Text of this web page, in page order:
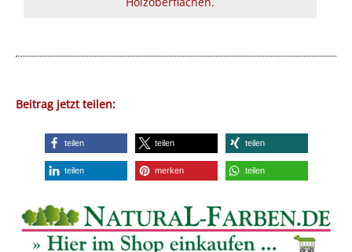
Beitrag jetzt teilen:
teilen teilen teilen
teilen merken teilen